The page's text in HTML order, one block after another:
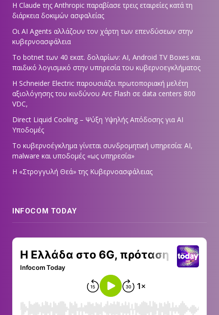
Η Claude της Anthropic παραβίασε τρεις εταιρείες κατά τη
διάρκεια δοκιμών ασφαλείας
Οι AI Agents αλλάζουν τον χάρτη των επενδύσεων στην
κυβερνοασφάλεια
Το botnet των 40 εκατ. δολαρίων: AI, Android TV Boxes και
παιδικό λογισμικό στην υπηρεσία του κυβερνοεγκλήματος
Η Schneider Electric παρουσιάζει πρωτοποριακή μελέτη
αξιολόγησης του κινδύνου Arc Flash σε data centers 800
VDC,
Direct Liquid Cooling – Ψύξη Υψηλής Απόδοσης για AI
Υποδομές
Το κυβερνοέγκλημα γίνεται συνδρομητική υπηρεσία: AI,
malware και υποδομές «ως υπηρεσία»
Η «Στρογγυλή Θεά» της Κυβερνοασφάλειας
INFOCOM TODAY